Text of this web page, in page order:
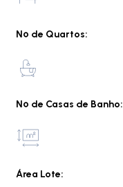
Nº de Quartos:
Nº de Casas de Banho:
Área Lote: